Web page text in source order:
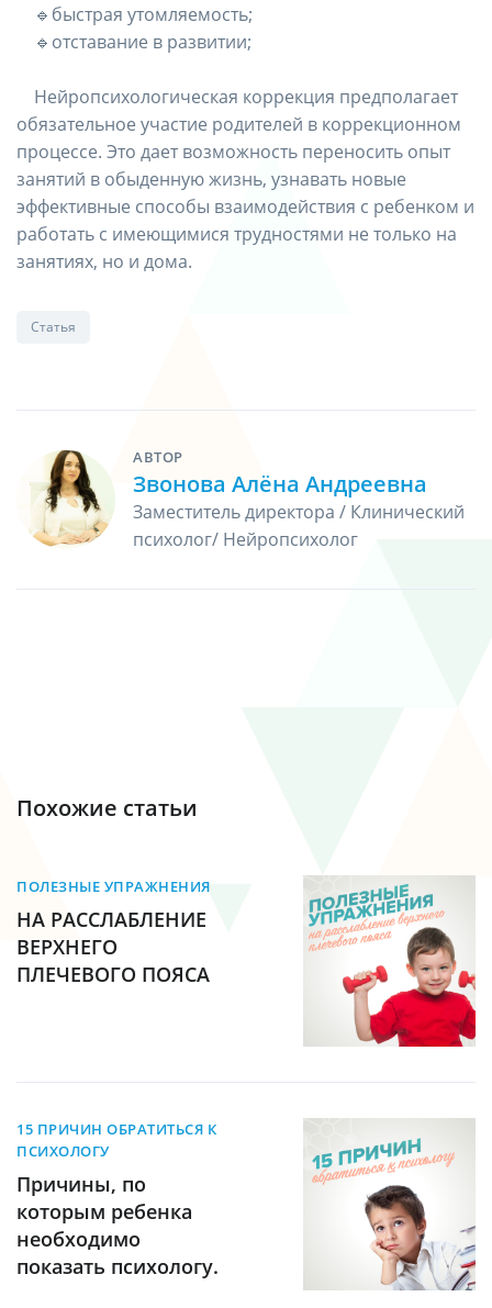
⠀ 🔹быстрая утомляемость;
⠀ 🔹отставание в развитии;
⠀ Нейропсихологическая коррекция предполагает
обязательное участие родителей в коррекционном
процессе. Это дает возможность переносить опыт
занятий в обыденную жизнь, узнавать новые
эффективные способы взаимодействия с ребенком и
работать с имеющимися трудностями не только на
занятиях, но и дома.
Статья
АВТОР
Звонова Алёна Андреевна
Заместитель директора / Клинический
психолог/ Нейропсихолог
Похожие статьи
ПОЛЕЗНЫЕ УПРАЖНЕНИЯ
НА РАССЛАБЛЕНИЕ
ВЕРХНЕГО
ПЛЕЧЕВОГО ПОЯСА
15 ПРИЧИН ОБРАТИТЬСЯ К
ПСИХОЛОГУ
Причины, по
которым ребенка
необходимо
показать психологу.